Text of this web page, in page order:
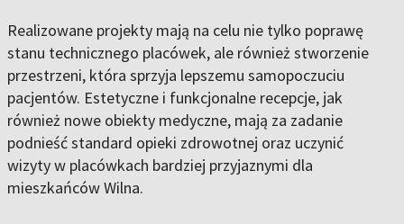
Realizowane projekty mają na celu nie tylko poprawę
stanu technicznego placówek, ale również stworzenie
przestrzeni, która sprzyja lepszemu samopoczuciu
pacjentów. Estetyczne i funkcjonalne recepcje, jak
również nowe obiekty medyczne, mają za zadanie
podnieść standard opieki zdrowotnej oraz uczynić
wizyty w placówkach bardziej przyjaznymi dla
mieszkańców Wilna.